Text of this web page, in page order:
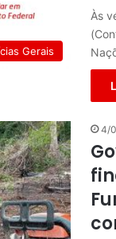
Gerais
Às
4/